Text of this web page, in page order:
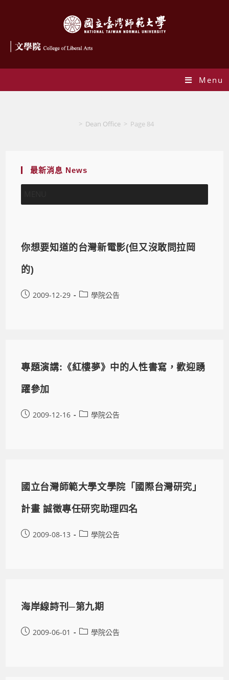
Menu
> Dean Office > Page 84
最新消息 News
你想要知道的台灣新電影(但又沒敢問拉岡
的)
2009-12-29 學院公告
專題演講:《紅樓夢》中的人性書寫，歡迎踴
躍參加
2009-12-16 學院公告
國立台灣師範大學文學院「國際台灣研究」
計畫 誠徵專任研究助理四名
2009-08-13 學院公告
海岸線詩刊─第九期
2009-06-01 學院公告